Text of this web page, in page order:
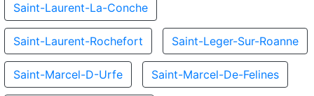
Saint-Laurent-La-Conche
Saint-Laurent-Rochefort Saint-Leger-Sur-Roanne
Saint-Marcel-D-Urfe Saint-Marcel-De-Felines